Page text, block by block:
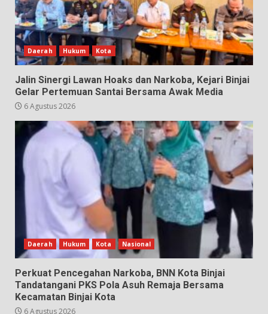
Daerah Hukum Kota
Jalin Sinergi Lawan Hoaks dan Narkoba, Kejari Binjai
Gelar Pertemuan Santai Bersama Awak Media
6 Agustus 2026
Daerah Hukum Kota Nasional
Perkuat Pencegahan Narkoba, BNN Kota Binjai
Tandatangani PKS Pola Asuh Remaja Bersama
Kecamatan Binjai Kota
6 Agustus 2026